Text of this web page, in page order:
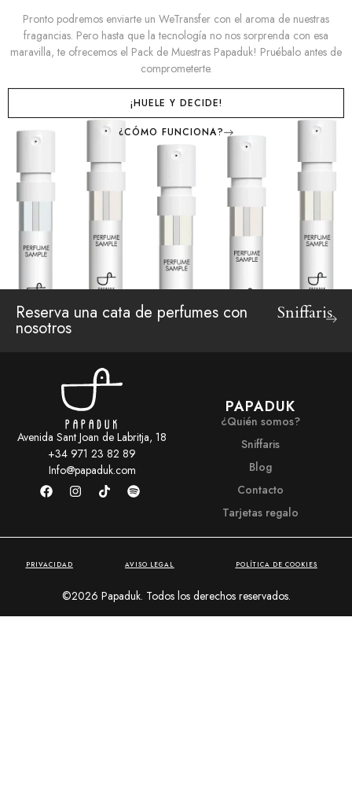
Pronto podremos enviarte un WeTransfer con el aroma de nuestras
fragancias. Pero hasta que la tecnología no nos sorprenda con esa
maravilla, te ofrecemos el Pack de Muestras Papaduk! Pruébalo antes de
comprometerte.
¡HUELE Y DECIDE!
¿CÓMO FUNCIONA?
Reserva una cata de perfumes con
nosotros
Sniffaris
Avenida Sant Joan de Labritja, 18
+34 971 23 82 89
Info@papaduk.com
PAPADUK
¿Quién somos?
Sniffaris
Blog
Contacto
Tarjetas regalo
©2026 Papaduk. Todos los derechos reservados.
PRIVACIDAD AVISO LEGAL POLÍTICA DE COOKIES